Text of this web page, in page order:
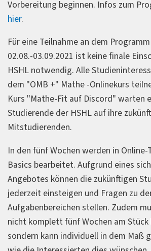
Vorbereitung beginnen. Infos zum
hier.
Für eine Teilnahme an dem
02.08.-03.09.2021 ist keine finale
HSHL notwendig. Alle
dem "OMB +" Mathe -Onlinekurs
Kurs "Mathe-Fit auf Discord" warten
Studierende der HSHL auf ihre
Mitstudierenden.
In den fünf Wochen werden in
Basics bearbeitet. Aufgrund eines
Angebotes können die zukünftigen
jederzeit einsteigen und Fragen zu
Aufgabenbereichen stellen. Zudem
nicht komplett fünf Wochen am
sondern kann individuell in dem Maß